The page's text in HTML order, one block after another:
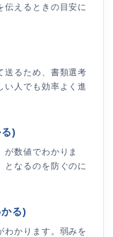
伝えるときの目安に
送るため、書類選考
い人でも効率よく進
)
数値でわかりま
となるのを防ぐのに
る)
わかります。弱みを